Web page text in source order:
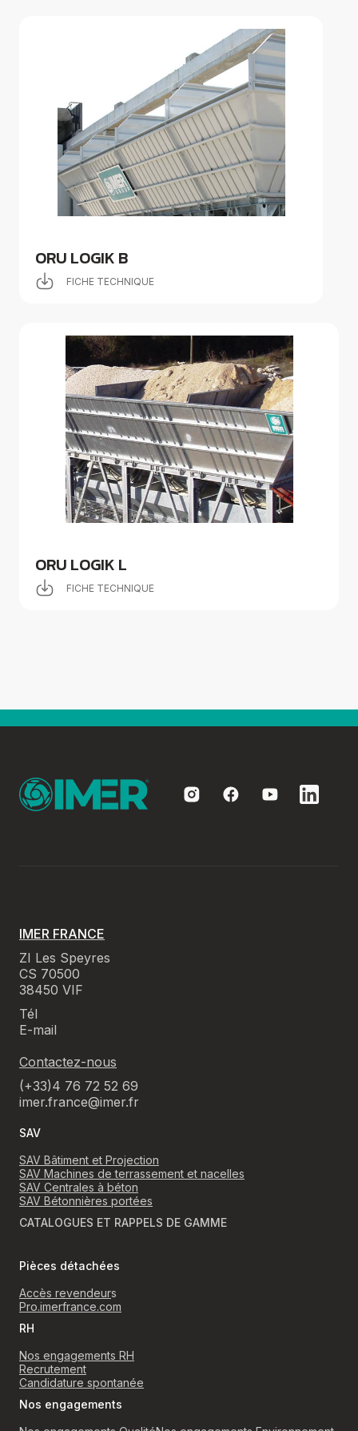
ORU LOGIK B
FICHE TECHNIQUE
ORU LOGIK L
FICHE TECHNIQUE
IMER FRANCE
ZI Les Speyres
CS 70500
38450 VIF
Tél
E-mail
Contactez-nous
(+33)4 76 72 52 69
imer.france@imer.fr
SAV
SAV Bâtiment et Projection
SAV Machines de terrassement et nacelles
SAV Centrales à béton
SAV Bétonnières portées
CATALOGUES ET RAPPELS DE GAMME
Pièces détachées
Accès revendeurs
Pro.imerfrance.com
RH
Nos engagements RH
Recrutement
Candidature spontanée
Nos engagements